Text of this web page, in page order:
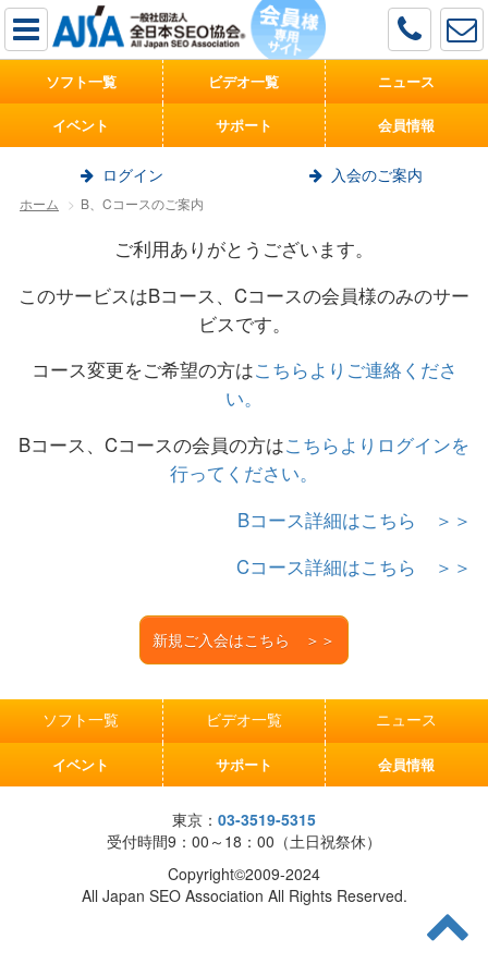
ソフト一覧 ビデオ一覧 ニュース
イベント サポート 会員情報
ログイン 入会のご案内
ホーム B、Cコースのご案内
ご利用ありがとうございます。
このサービスはBコース、Cコースの会員様のみのサー
ビスです。
コース変更をご希望の方はこちらよりご連絡くださ
い。
Bコース、Cコースの会員の方はこちらよりログインを
行ってください。
Bコース詳細はこちら ＞＞
Cコース詳細はこちら ＞＞
新規ご入会はこちら ＞＞
ソフト一覧 ビデオ一覧 ニュース
イベント サポート 会員情報
東京： 03-3519-5315
受付時間9：00～18：00（土日祝祭休）
Copyright©2009-2024
All Japan SEO Association All Rights Reserved.